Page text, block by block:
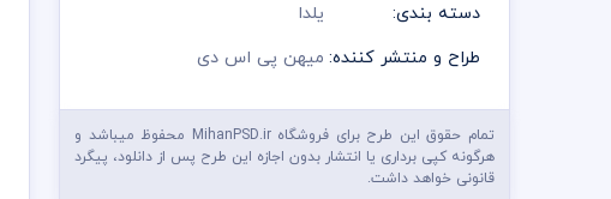
دسته بندی:
یلدا
طراح و منتشر کننده: میهن پی اس دی
تمام حقوق این طرح برای فروشگاه MihanPSD.ir محفوظ میباشد و
هرگونه کپی برداری یا انتشار بدون اجازه این طرح پس از دانلود، پیگرد
قانونی خواهد داشت.